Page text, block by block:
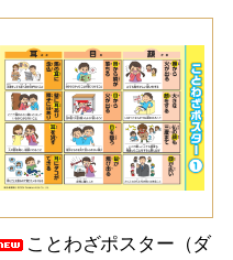
ことわざポスター（ダ